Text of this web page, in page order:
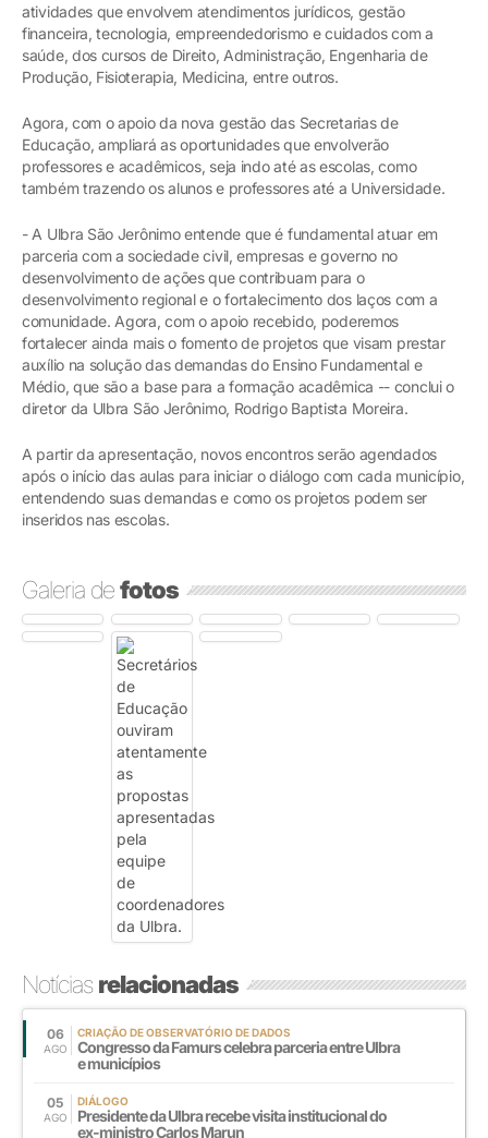
atividades que envolvem atendimentos jurídicos, gestão
financeira, tecnologia, empreendedorismo e cuidados com a
saúde, dos cursos de Direito, Administração, Engenharia de
Produção, Fisioterapia, Medicina, entre outros.
Agora, com o apoio da nova gestão das Secretarias de
Educação, ampliará as oportunidades que envolverão
professores e acadêmicos, seja indo até as escolas, como
também trazendo os alunos e professores até a Universidade.
- A Ulbra São Jerônimo entende que é fundamental atuar em
parceria com a sociedade civil, empresas e governo no
desenvolvimento de ações que contribuam para o
desenvolvimento regional e o fortalecimento dos laços com a
comunidade. Agora, com o apoio recebido, poderemos
fortalecer ainda mais o fomento de projetos que visam prestar
auxílio na solução das demandas do Ensino Fundamental e
Médio, que são a base para a formação acadêmica -- conclui o
diretor da Ulbra São Jerônimo, Rodrigo Baptista Moreira.
A partir da apresentação, novos encontros serão agendados
após o início das aulas para iniciar o diálogo com cada município,
entendendo suas demandas e como os projetos podem ser
inseridos nas escolas.
Galeria defotos
Notíciasrelacionadas
06
AGO
CRIAÇÃO DE OBSERVATÓRIO DE DADOS
Congresso da Famurs celebra parceria entre Ulbra
e municípios
05
AGO
DIÁLOGO
Presidente da Ulbra recebe visita institucional do
ex-ministro Carlos Marun